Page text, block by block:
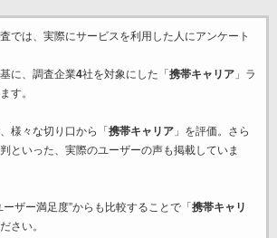
では、実際にサービスを利用した 人にアンケート
に、調査企業4社を対象にした「 携帯キャリア」ラ
す。
様々な切り口から「 携帯キャリア」を評価。さら
といった、実際のユーザーの声も掲載していま
ザー満足度”からも比較することで「 携帯キャリ
さい。